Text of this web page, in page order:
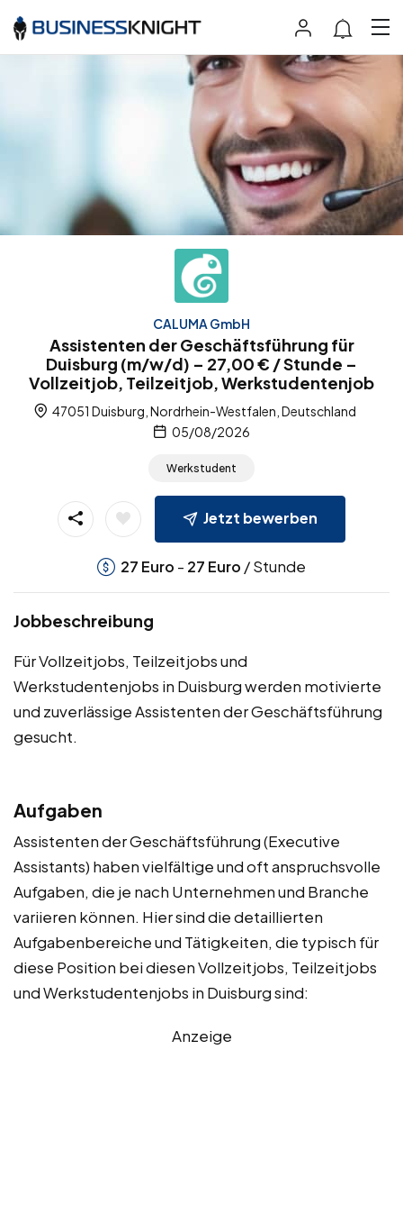
CALUMA GmbH
Assistenten der Geschäftsführung für
Duisburg (m/w/d) – 27,00 € / Stunde –
Vollzeitjob, Teilzeitjob, Werkstudentenjob
47051 Duisburg, Nordrhein-Westfalen, Deutschland
05/08/2026
Werkstudent
Jetzt bewerben
27 Euro - 27 Euro / Stunde
Jobbeschreibung
Für Vollzeitjobs, Teilzeitjobs und
Werkstudentenjobs in Duisburg werden motivierte
und zuverlässige Assistenten der Geschäftsführung
gesucht.
Aufgaben
Assistenten der Geschäftsführung (Executive
Assistants) haben vielfältige und oft anspruchsvolle
Aufgaben, die je nach Unternehmen und Branche
variieren können. Hier sind die detaillierten
Aufgabenbereiche und Tätigkeiten, die typisch für
diese Position bei diesen Vollzeitjobs, Teilzeitjobs
und Werkstudentenjobs in Duisburg sind:
Anzeige